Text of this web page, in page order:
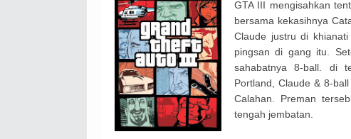
GTA III mengisahkan
bersama kekasihnya
Claude justru di
pingsan di gang itu.
sahabatnya 8-ball. di
Portland, Claude & 8-
Calahan. Preman
tengah jembatan.